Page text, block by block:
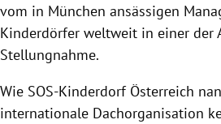
vom in München ansässigen
Kinderdörfer weltweit in einer der
Stellungnahme.
Wie SOS-Kinderdorf Österreich
internationale Dachorganisation